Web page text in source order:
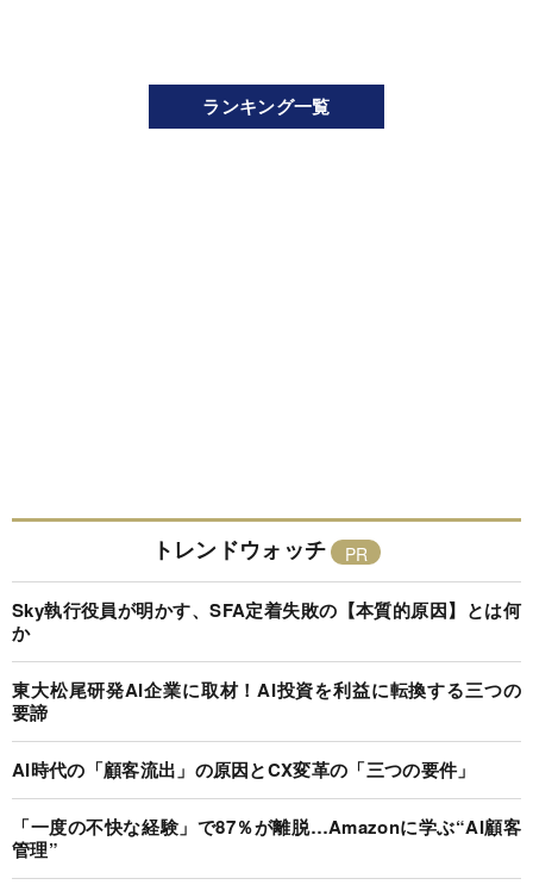
ランキング一覧
トレンドウォッチ
Sky執行役員が明かす、SFA定着失敗の【本質的原因】とは何
か
東大松尾研発AI企業に取材！AI投資を利益に転換する三つの
要諦
AI時代の「顧客流出」の原因とCX変革の「三つの要件」
「一度の不快な経験」で87％が離脱…Amazonに学ぶ“AI顧客
管理”